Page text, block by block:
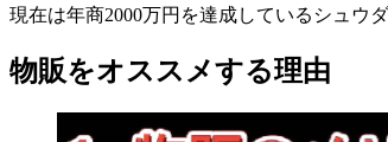
現在は年商2000万円を達成しているシュウ
物販をオススメする理由